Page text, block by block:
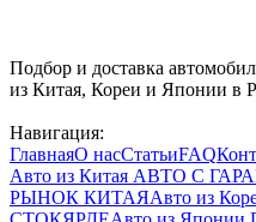
Подбор и доставка
из Китая, Кореи и Японии в
Навигация:
ГлавнаяО насСтатьиFAQ
Авто из Китая АВТО С
РЫНОК КИТАЯАвто из